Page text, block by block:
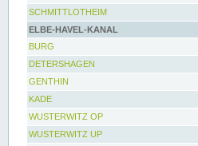
SCHMITTLOTHEIM
ELBE-HAVEL-KANAL
BURG
DETERSHAGEN
GENTHIN
KADE
WUSTERWITZ OP
WUSTERWITZ UP